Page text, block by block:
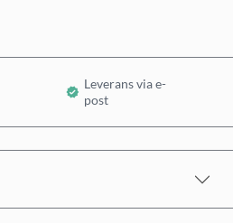
Leverans via e-
post